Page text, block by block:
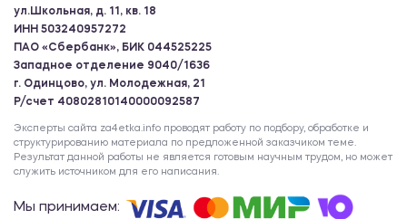
ул.Школьная, д. 11, кв. 18
ИНН 503240957272
ПАО «Сбербанк», БИК 044525225
Западное отделение 9040/1636
г. Одинцово, ул. Молодежная, 21
Р/счет 40802810140000092587
Эксперты сайта za4etka.info проводят работу по подбору, обработке и
структурированию материала по предложенной заказчиком теме.
Результат данной работы не является готовым научным трудом, но может
служить источником для его написания.
Мы принимаем: